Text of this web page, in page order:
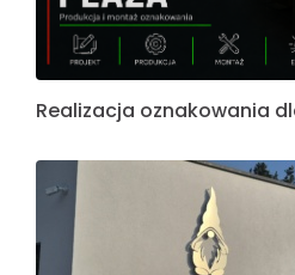
Realizacja oznakowania